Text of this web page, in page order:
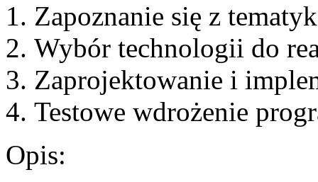
Zapoznanie się z
Wybór technologii do
Zaprojektowanie i
Testowe wdrożenie
Opis: